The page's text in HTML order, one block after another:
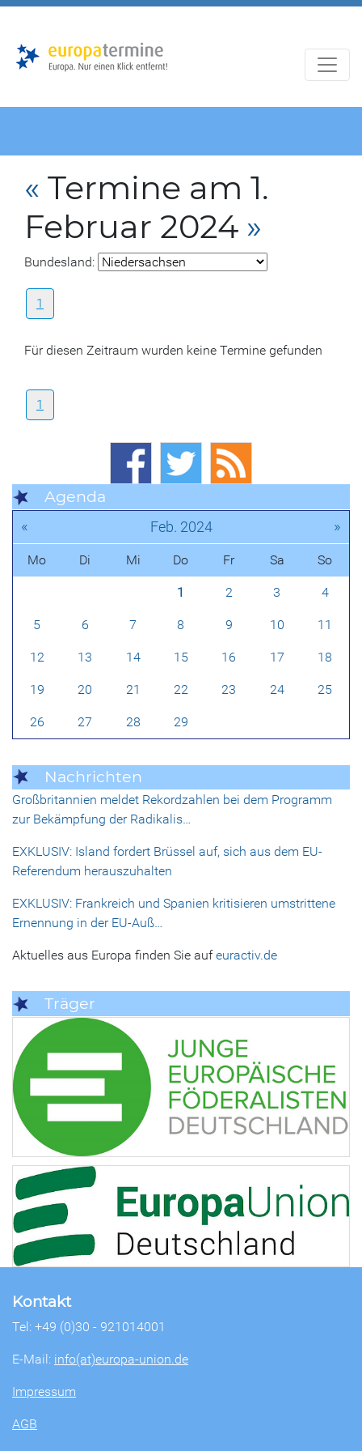
« Termine am 1.
Februar 2024 »
Bundesland:
1
Für diesen Zeitraum wurden keine Termine gefunden
1
Agenda
« Feb. 2024 »
Mo Di Mi Do Fr Sa So
1 2 3 4
5 6 7 8 9 10 11
12 13 14 15 16 17 18
19 20 21 22 23 24 25
26 27 28 29
Nachrichten
Großbritannien meldet Rekordzahlen bei dem Programm
zur Bekämpfung der Radikalis…
EXKLUSIV: Island fordert Brüssel auf, sich aus dem EU-
Referendum herauszuhalten
EXKLUSIV: Frankreich und Spanien kritisieren umstrittene
Ernennung in der EU-Auß…
Aktuelles aus Europa finden Sie aufeuractiv.de
Träger
Kontakt
Tel: +49 (0)30 - 921014001
E-Mail: info(at)europa-union.de
Impressum
AGB